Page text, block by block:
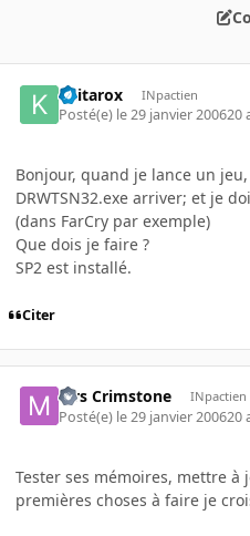
Keitarox INpactien
Posté(e) le 29 janvier 200620
Bonjour, quand je lance un
DRWTSN32.exe arriver; et je
(dans FarCry par exemple)
Que dois je faire ?
SP2 est installé.
Citer
Mrs Crimstone INpactien
Posté(e) le 29 janvier 200620
Tester ses mémoires, mettre
premières choses à faire je